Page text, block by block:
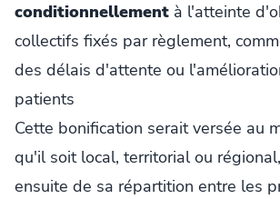
conditionnellement à l'atteinte
collectifs fixés par règlement,
des délais d'attente ou
patients
Cette bonification serait versée au
qu'il soit local, territorial ou
ensuite de sa répartition entre les